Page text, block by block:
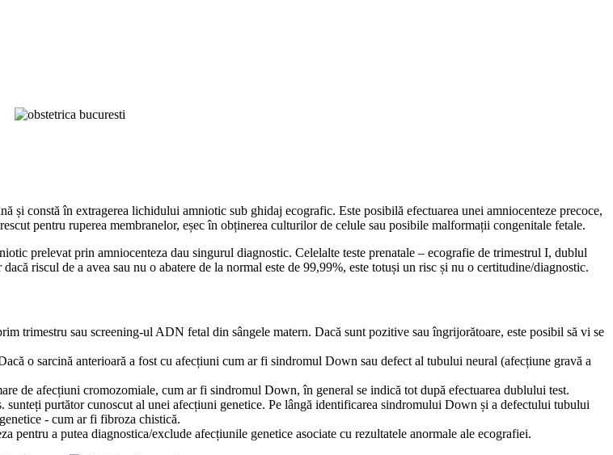
și constă în extragerea lichidului amniotic sub ghidaj ecografic. Este posibilă efectuarea unei amniocenteze precoce,
pentru ruperea membranelor, eșec în obținerea culturilor de celule sau posibile malformații congenitale fetale.
prelevat prin amniocenteza dau singurul diagnostic. Celelalte teste prenatale – ecografie de trimestrul I, dublul
riscul de a avea sau nu o abatere de la normal este de 99,99%, este totuși un risc și nu o certitudine/diagnostic.
trimestru sau screening-ul ADN fetal din sângele matern. Dacă sunt pozitive sau îngrijorătoare, este posibil să vi se
o sarcină anterioară a fost cu afecțiuni cum ar fi sindromul Down sau defect al tubului neural (afecțiune gravă a
de afecțiuni cromozomiale, cum ar fi sindromul Down, în general se indică tot după efectuarea dublului test.
sunteți purtător cunoscut al unei afecțiuni genetice. Pe lângă identificarea sindromului Down și a defectului tubului
- cum ar fi fibroza chistică.
pentru a putea diagnostica/exclude afecțiunile genetice asociate cu rezultatele anormale ale ecografiei.